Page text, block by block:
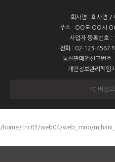
회사명 : 회사명 /
주소 : OO도 OO시
사업자 등록번호
전화 : 02-123-4567
통신판매업신고번호
개인정보관리책임
PC 버전으
/home/tnc03/web04/web_mno/